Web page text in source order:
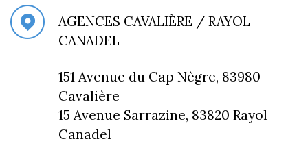
AGENCES CAVALIÈRE / RAYOL
CANADEL
151 Avenue du Cap Nègre, 83980
Cavalière
15 Avenue Sarrazine, 83820 Rayol
Canadel